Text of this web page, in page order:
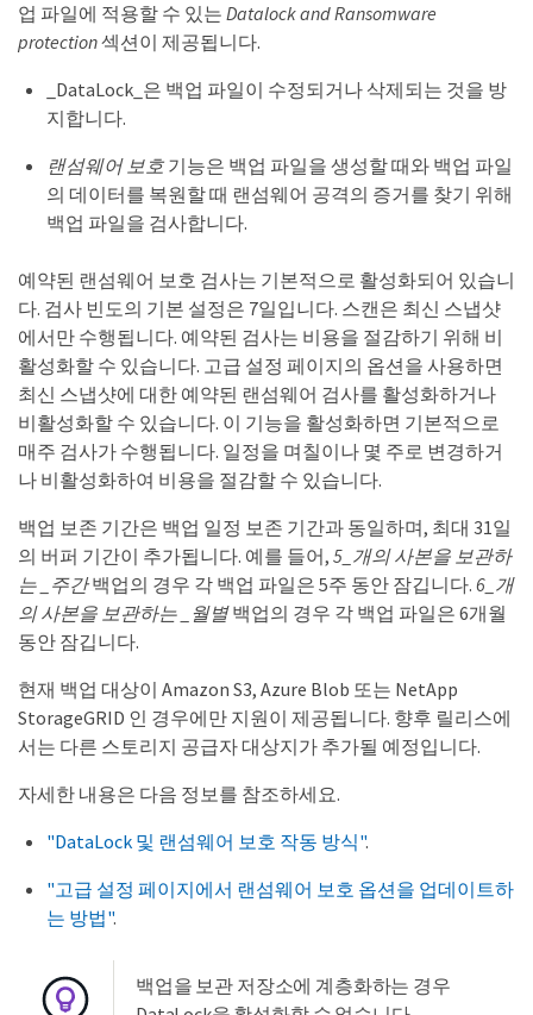
업 파일에 적용할 수 있는 Datalock and Ransomware
protection섹션이 제공됩니다.
_DataLock_은 백업 파일이 수정되거나 삭제되는 것을 방
지합니다.
랜섬웨어 보호 기능은 백업 파일을 생성할 때와 백업 파일
의 데이터를 복원할 때 랜섬웨어 공격의 증거를 찾기 위해
백업 파일을 검사합니다.
예약된 랜섬웨어 보호 검사는 기본적으로 활성화되어 있습니
다. 검사 빈도의 기본 설정은 7일입니다. 스캔은 최신 스냅샷
에서만 수행됩니다. 예약된 검사는 비용을 절감하기 위해 비
활성화할 수 있습니다. 고급 설정 페이지의 옵션을 사용하면
최신 스냅샷에 대한 예약된 랜섬웨어 검사를 활성화하거나
비활성화할 수 있습니다. 이 기능을 활성화하면 기본적으로
매주 검사가 수행됩니다. 일정을 며칠이나 몇 주로 변경하거
나 비활성화하여 비용을 절감할 수 있습니다.
백업 보존 기간은 백업 일정 보존 기간과 동일하며, 최대 31일
의 버퍼 기간이 추가됩니다. 예를 들어, 5_개의 사본을 보관하
는 _주간백업의 경우 각 백업 파일은 5주 동안 잠깁니다. 6_개
의 사본을 보관하는 _월별백업의 경우 각 백업 파일은 6개월
동안 잠깁니다.
현재 백업 대상이 Amazon S3, Azure Blob 또는 NetApp
StorageGRID 인 경우에만 지원이 제공됩니다. 향후 릴리스에
서는 다른 스토리지 공급자 대상지가 추가될 예정입니다.
자세한 내용은 다음 정보를 참조하세요.
"DataLock 및 랜섬웨어 보호 작동 방식".
"고급 설정 페이지에서 랜섬웨어 보호 옵션을 업데이트하
는 방법".
백업을 보관 저장소에 계층화하는 경우